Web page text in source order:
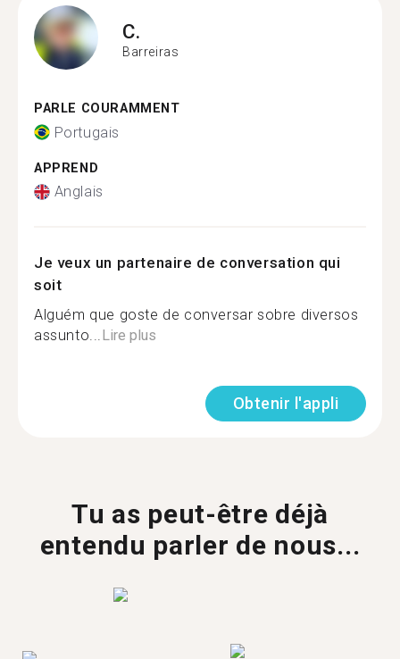
C.
Barreiras
PARLE COURAMMENT
Portugais
APPREND
Anglais
Je veux un partenaire de conversation qui
soit
Alguém que goste de conversar sobre diversos
assunto...Lire plus
Obtenir l'appli
Tu as peut-être déjà
entendu parler de nous...